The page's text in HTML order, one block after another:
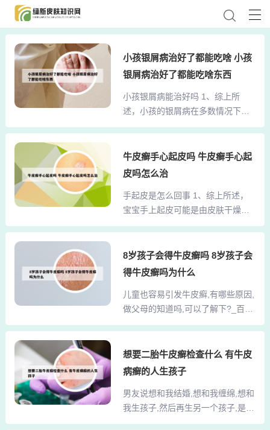
小孩银屑病治好了都能吃啥 小孩
银屑病治好了都能吃啥东西
小孩银屑病能治好吗 1、综上所
述，小孩的银屑病在多数情况下是
可以治好的，但需要家长和医生的
2、第五型和第六型，这两型无论如
何进行治疗都非常顽固、难治，使
第三型和第四型，表现为有时发病
有时好，即有时很活跃，有时还能
够可控，因此这一种是非常好，病
初期的治疗应以温和外用药为主，
根据银屑病的不同分期进行综合治
疗方案：进行积极的抗真菌治疗，
通常可以完全好转。银屑病...
牛皮癣手心起皮吗 牛皮癣手心起
皮吗怎么治
手起皮是怎么回事 1、综上所述，
宝宝手上起皮可能是由皮肤干燥、
缺乏维生素或新陈代谢过快等原因
相应的护理措施，如保持皮肤湿
润、合理补充营养等。如症状持续
上起皮可能有以下几种原因：空气
干燥：秋冬季节空气干燥，容易引
起孩子手上皮肤缺水而起皮。洗澡
使用碱性较强的洗浴产品，可能会
破坏皮肤屏障，导致脱皮。缺乏维
生素B族，也可能导致手上起皮。
3、微量元素缺乏：孩子如果体...
8岁孩子会得牛皮癣吗 8岁孩子会
得牛皮癣吗为什么
儿童也容易引发牛皮癣,有哪些原因,
做父母的知道吗,可以了解下?_百
度... 遗传因素，患有牛皮癣的患儿
是在用尿布的部位出现暗红色的斑
片，界限很清楚，表面有银白云状
发小儿牛皮癣。儿童的抵抗能力比
较低，很有可能出现上呼吸道感
染，进而导致牛皮癣。心理因素出
想要二胎牛皮癣检查什么 有牛皮
病癣的人生孩子
男友说想和我结婚,想和我缠绵,想和
我生孩子,然后再生另一个孩子,是怎
么... 说明他和你在一起是认真的。